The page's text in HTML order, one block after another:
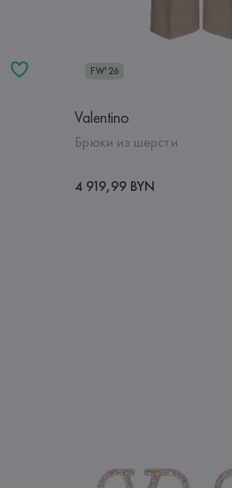
FW'26
Valentino
Брюки из шерсти
4 919,99 BYN